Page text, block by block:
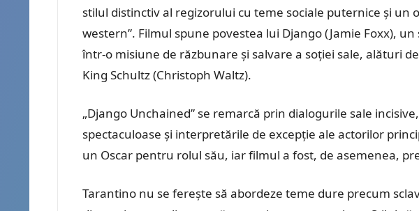
stilul distinctiv al regizorului cu teme sociale puternice și un
western”. Filmul spune povestea lui Django (Jamie Foxx),
într-o misiune de răzbunare și salvare a soției sale, alături
King Schultz (Christoph Waltz).
„Django Unchained” se remarcă prin dialogurile sale
spectaculoase și interpretările de excepție ale actorilor
un Oscar pentru rolul său, iar filmul a fost, de asemenea,
Tarantino nu se ferește să abordeze teme dure precum